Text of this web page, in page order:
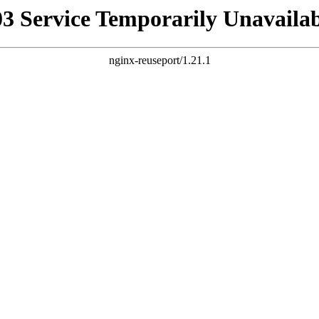
Service Temporarily
nginx-reuseport/1.21.1